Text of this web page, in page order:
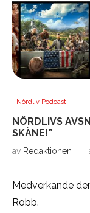
Nördliv Podcast
NÖRDLIVS
SKÅNE!”
av Redaktionen
Medverkande
Robb.